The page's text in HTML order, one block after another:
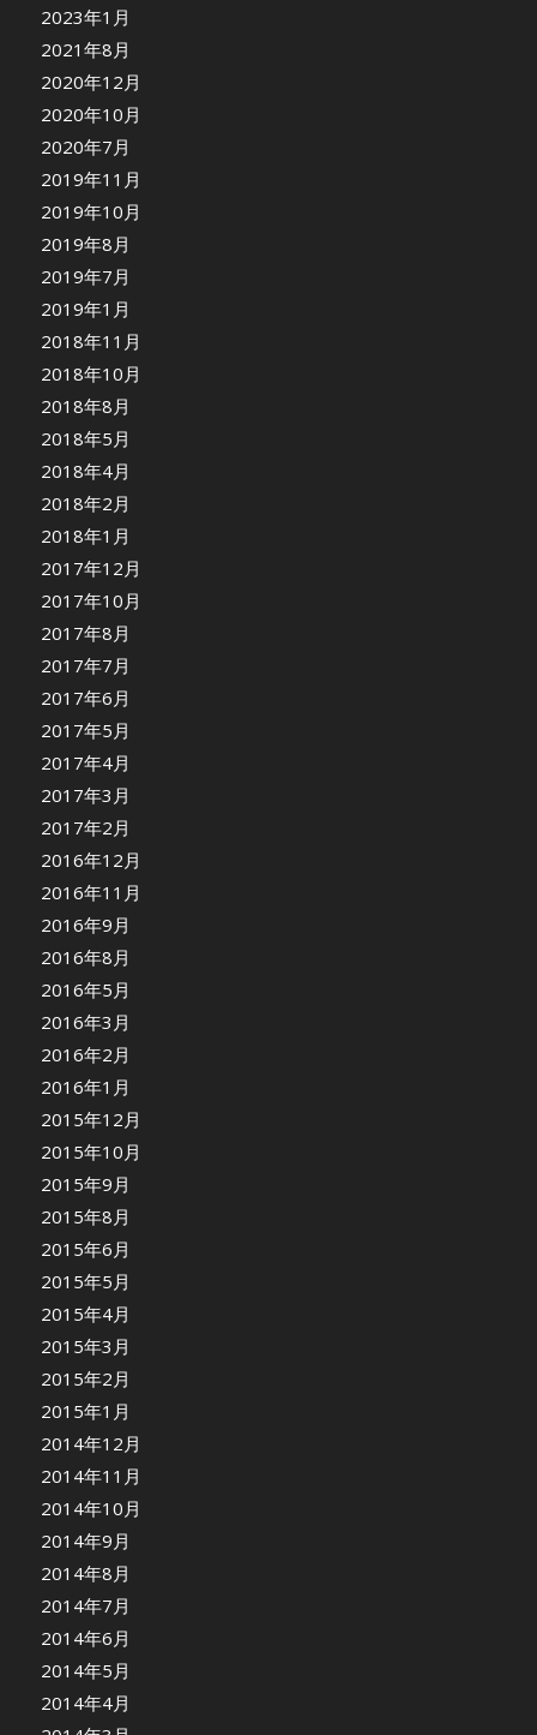
2023年1月
2021年8月
2020年12月
2020年10月
2020年7月
2019年11月
2019年10月
2019年8月
2019年7月
2019年1月
2018年11月
2018年10月
2018年8月
2018年5月
2018年4月
2018年2月
2018年1月
2017年12月
2017年10月
2017年8月
2017年7月
2017年6月
2017年5月
2017年4月
2017年3月
2017年2月
2016年12月
2016年11月
2016年9月
2016年8月
2016年5月
2016年3月
2016年2月
2016年1月
2015年12月
2015年10月
2015年9月
2015年8月
2015年6月
2015年5月
2015年4月
2015年3月
2015年2月
2015年1月
2014年12月
2014年11月
2014年10月
2014年9月
2014年8月
2014年7月
2014年6月
2014年5月
2014年4月